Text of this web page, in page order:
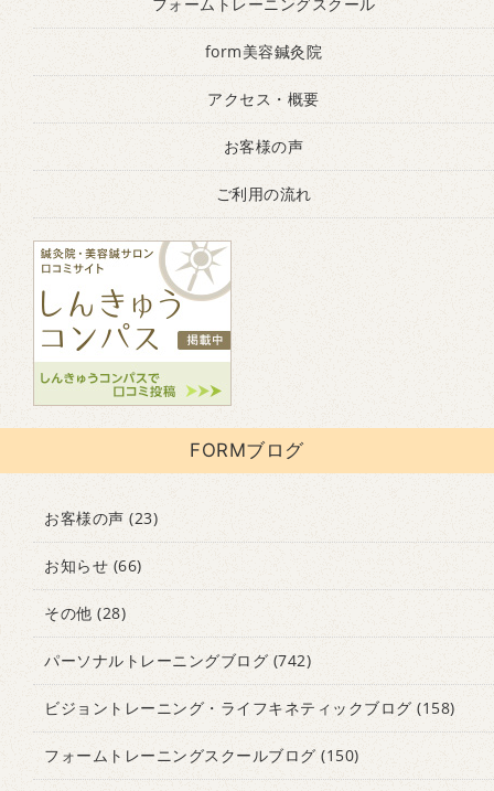
form美容鍼灸院
アクセス・概要
お客様の声
ご利用の流れ
FORMブログ
お客様の声 (23)
お知らせ (66)
その他 (28)
パーソナルトレーニングブログ(742)
ビジョントレーニング・ライフキネティックブログ (158)
フォームトレーニングスクールブログ (150)